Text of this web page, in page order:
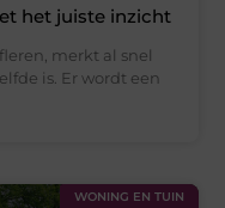
het juiste inzicht
merkt al snel
is. Er wordt een
WONING EN TUIN